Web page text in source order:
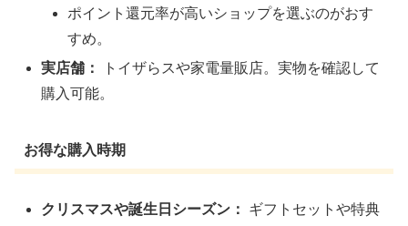
ポイント還元率が高いショップを選ぶのがおす
すめ。
実店舗：
トイザらスや家電量販店。実物を確認して
購入可能。
お得な購入時期
クリスマスや誕生日シーズン：
ギフトセットや特典